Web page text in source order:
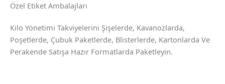
Özel Etiket Ambalajları
Kilo Yönetimi Takviyelerini Şişelerde, Kavanozlarda,
Poşetlerde, Çubuk Paketlerde, Blisterlerde, Kartonlarda Ve
Perakende Satışa Hazır Formatlarda Paketleyin.